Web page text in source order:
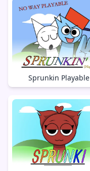
Sprunkin Playable